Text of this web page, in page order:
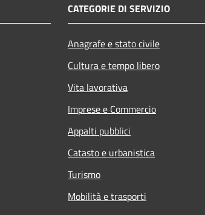
CATEGORIE DI SERVIZIO
Anagrafe e stato civile
Cultura e tempo libero
Vita lavorativa
Imprese e Commercio
Appalti pubblici
Catasto e urbanistica
Turismo
Mobilità e trasporti